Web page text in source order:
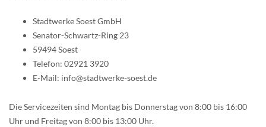
Stadtwerke Soest GmbH
Senator-Schwartz-Ring 23
59494 Soest
Telefon: 02921 3920
E-Mail: info@stadtwerke-soest.de
Die Servicezeiten sind Montag bis Donnerstag von 8:00 bis 16:00
Uhr und Freitag von 8:00 bis 13:00 Uhr.